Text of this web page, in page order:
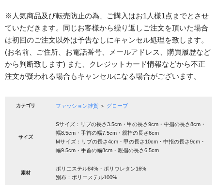
※人気商品及び転売防止の為、ご購入はお1人様1点までとさせ
ていただきます。同じお客様から繰り返しご注文を頂いた場合
は初回のご注文以外は予告なしにキャンセル処理を致します。
(お名前、ご住所、お電話番号、メールアドレス、購買履歴など
から判断致します) また、クレジットカード情報などから不正
注文が疑われる場合もキャンセルになる場合がございます。
カテゴリ ファッション雑貨 ＞ グローブ
サイズ
Sサイズ：リブの長さ3.5cm・甲の長さ9cm・中指の長さ8cm・
幅8.5cm・手首の幅7.5cm・親指の長さ6cm
Mサイズ：リブの長さ4cm・甲の長さ10cm・中指の長さ9cm・
幅9.5cm・手首の幅8cm・親指の長さ6.5cm
素材
ポリエステル84%・ポリウレタン16%
別布：ポリエステル100%